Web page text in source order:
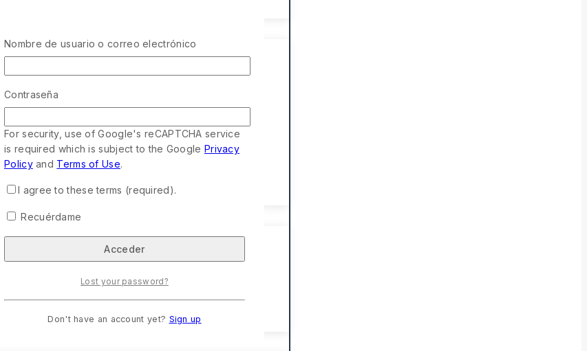
Nombre de usuario o correo electrónico
Contraseña
For security, use of Google's reCAPTCHA service
is required which is subject to the Google Privacy
Policyand Terms of Use.
I agree to these terms (required).
Recuérdame
Lost your password?
Don't have an account yet? Sign up